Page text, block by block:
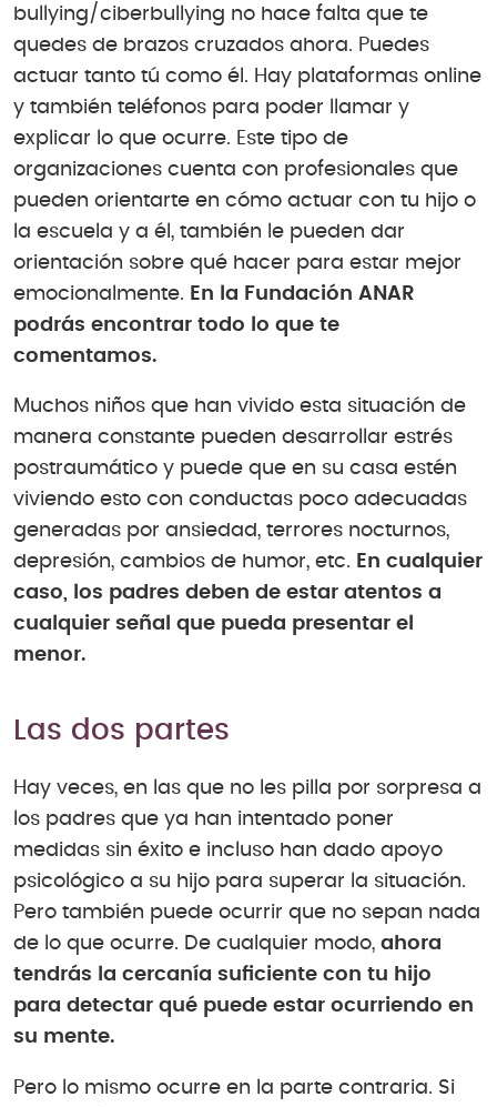
bullying/ciberbullying no hace falta que te
quedes de brazos cruzados ahora. Puedes
actuar tanto tú como él. Hay plataformas online
y también teléfonos para poder llamar y
explicar lo que ocurre. Este tipo de
organizaciones cuenta con profesionales que
pueden orientarte en cómo actuar con tu hijo o
la escuela y a él, también le pueden dar
orientación sobre qué hacer para estar mejor
emocionalmente. En la Fundación ANAR
podrás encontrar todo lo que te
comentamos.
Muchos niños que han vivido esta situación de
manera constante pueden desarrollar estrés
postraumático y puede que en su casa estén
viviendo esto con conductas poco adecuadas
generadas por ansiedad, terrores nocturnos,
depresión, cambios de humor, etc. En cualquier
caso, los padres deben de estar atentos a
cualquier señal que pueda presentar el
menor.
Las dos partes
Hay veces, en las que no les pilla por sorpresa a
los padres que ya han intentado poner
medidas sin éxito e incluso han dado apoyo
psicológico a su hijo para superar la situación.
Pero también puede ocurrir que no sepan nada
de lo que ocurre. De cualquier modo, ahora
tendrás la cercanía suficiente con tu hijo
para detectar qué puede estar ocurriendo en
su mente.
Pero lo mismo ocurre en la parte contraria. Si